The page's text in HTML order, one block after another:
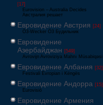
[17]
Eurovision – Australia Decides
Австралия решает
Евровидение Австрия [24]
Ö3-Wecker Ö3 Будильник
Евровидение
Азербайджан [549]
Avrovijn Avroviziya Mahnı Müsabiqəsi
Евровидение Албания [32]
Festivali Evropian i Këngës
Евровидение Андорра [15]
Eurovisió
Евровидение Армения